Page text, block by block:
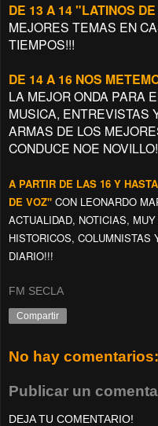
DE 13 A 14 "LATINOS
MEJORES TEMAS EN
TIEMPOS!!!
DE 14 A 16 NOS
LA MEJOR ONDA PARA
MUSICA, ENTREVISTAS
ARMAS DE LOS
CONDUCE NOE
A PARTIR DE LAS 16 Y
DE VOZ" CON LEONARDO
ACTUALIDAD, NOTICIAS,
HISTORICOS,
DIARIO!!!
FM SECLA
Compartir
No hay comentarios:
Publicar un
DEJA TU COMENTARIO!